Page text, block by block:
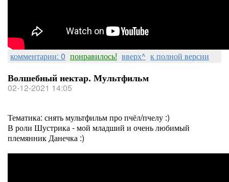
комментарии: 0 понравилось! вверх^ к полной версии
Волшебный нектар. Мультфильм
02-12-2021 14:05
Тематика: снять мультфильм про пчёл/пчелу :)
В роли Шустрика - мой младший и очень любимый
племянник Данечка :)